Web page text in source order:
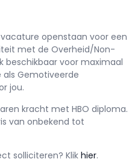
openstaan voor een
met de Overheid/Non-
beschikbaar voor maximaal
als Gemotiveerde
jou.
kracht met HBO diploma.
van onbekend tot
solliciteren? Klik hier.